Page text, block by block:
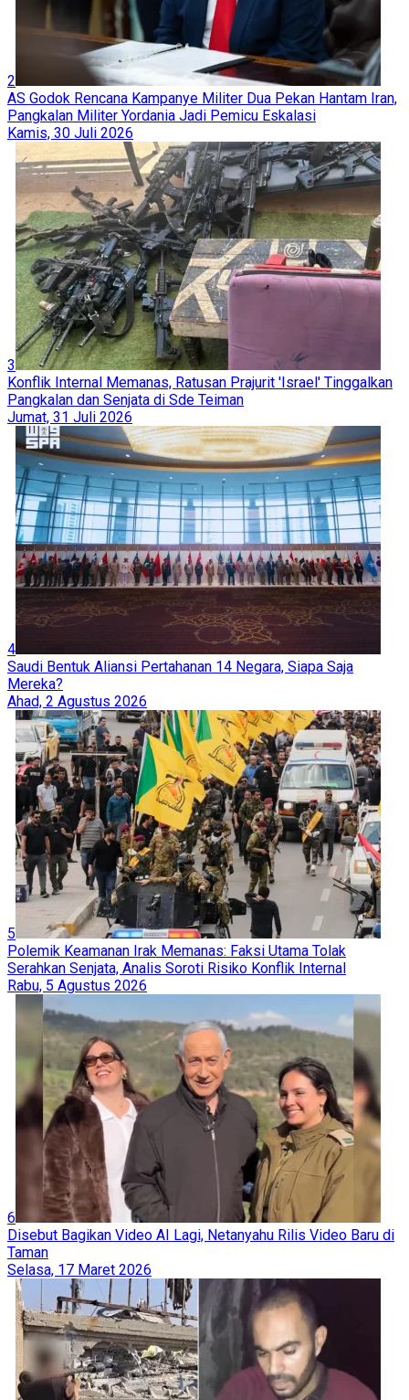
2
AS Godok Rencana Kampanye Militer Dua Pekan Hantam Iran,
Pangkalan Militer Yordania Jadi Pemicu Eskalasi
Kamis, 30 Juli 2026
3
Konflik Internal Memanas, Ratusan Prajurit 'Israel' Tinggalkan
Pangkalan dan Senjata di Sde Teiman
Jumat, 31 Juli 2026
4
Saudi Bentuk Aliansi Pertahanan 14 Negara, Siapa Saja
Mereka?
Ahad, 2 Agustus 2026
5
Polemik Keamanan Irak Memanas: Faksi Utama Tolak
Serahkan Senjata, Analis Soroti Risiko Konflik Internal
Rabu, 5 Agustus 2026
6
Disebut Bagikan Video AI Lagi, Netanyahu Rilis Video Baru di
Taman
Selasa, 17 Maret 2026